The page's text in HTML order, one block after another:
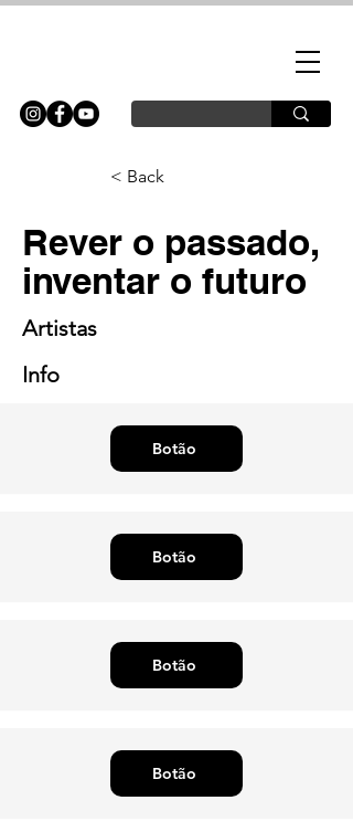
< Back
Rever o passado,
inventar o futuro
Artistas
Info
Botão
Botão
Botão
Botão